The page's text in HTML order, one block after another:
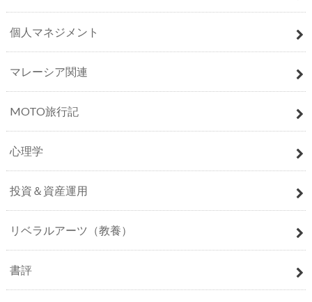
個人マネジメント
マレーシア関連
MOTO旅行記
心理学
投資＆資産運用
リベラルアーツ（教養）
書評